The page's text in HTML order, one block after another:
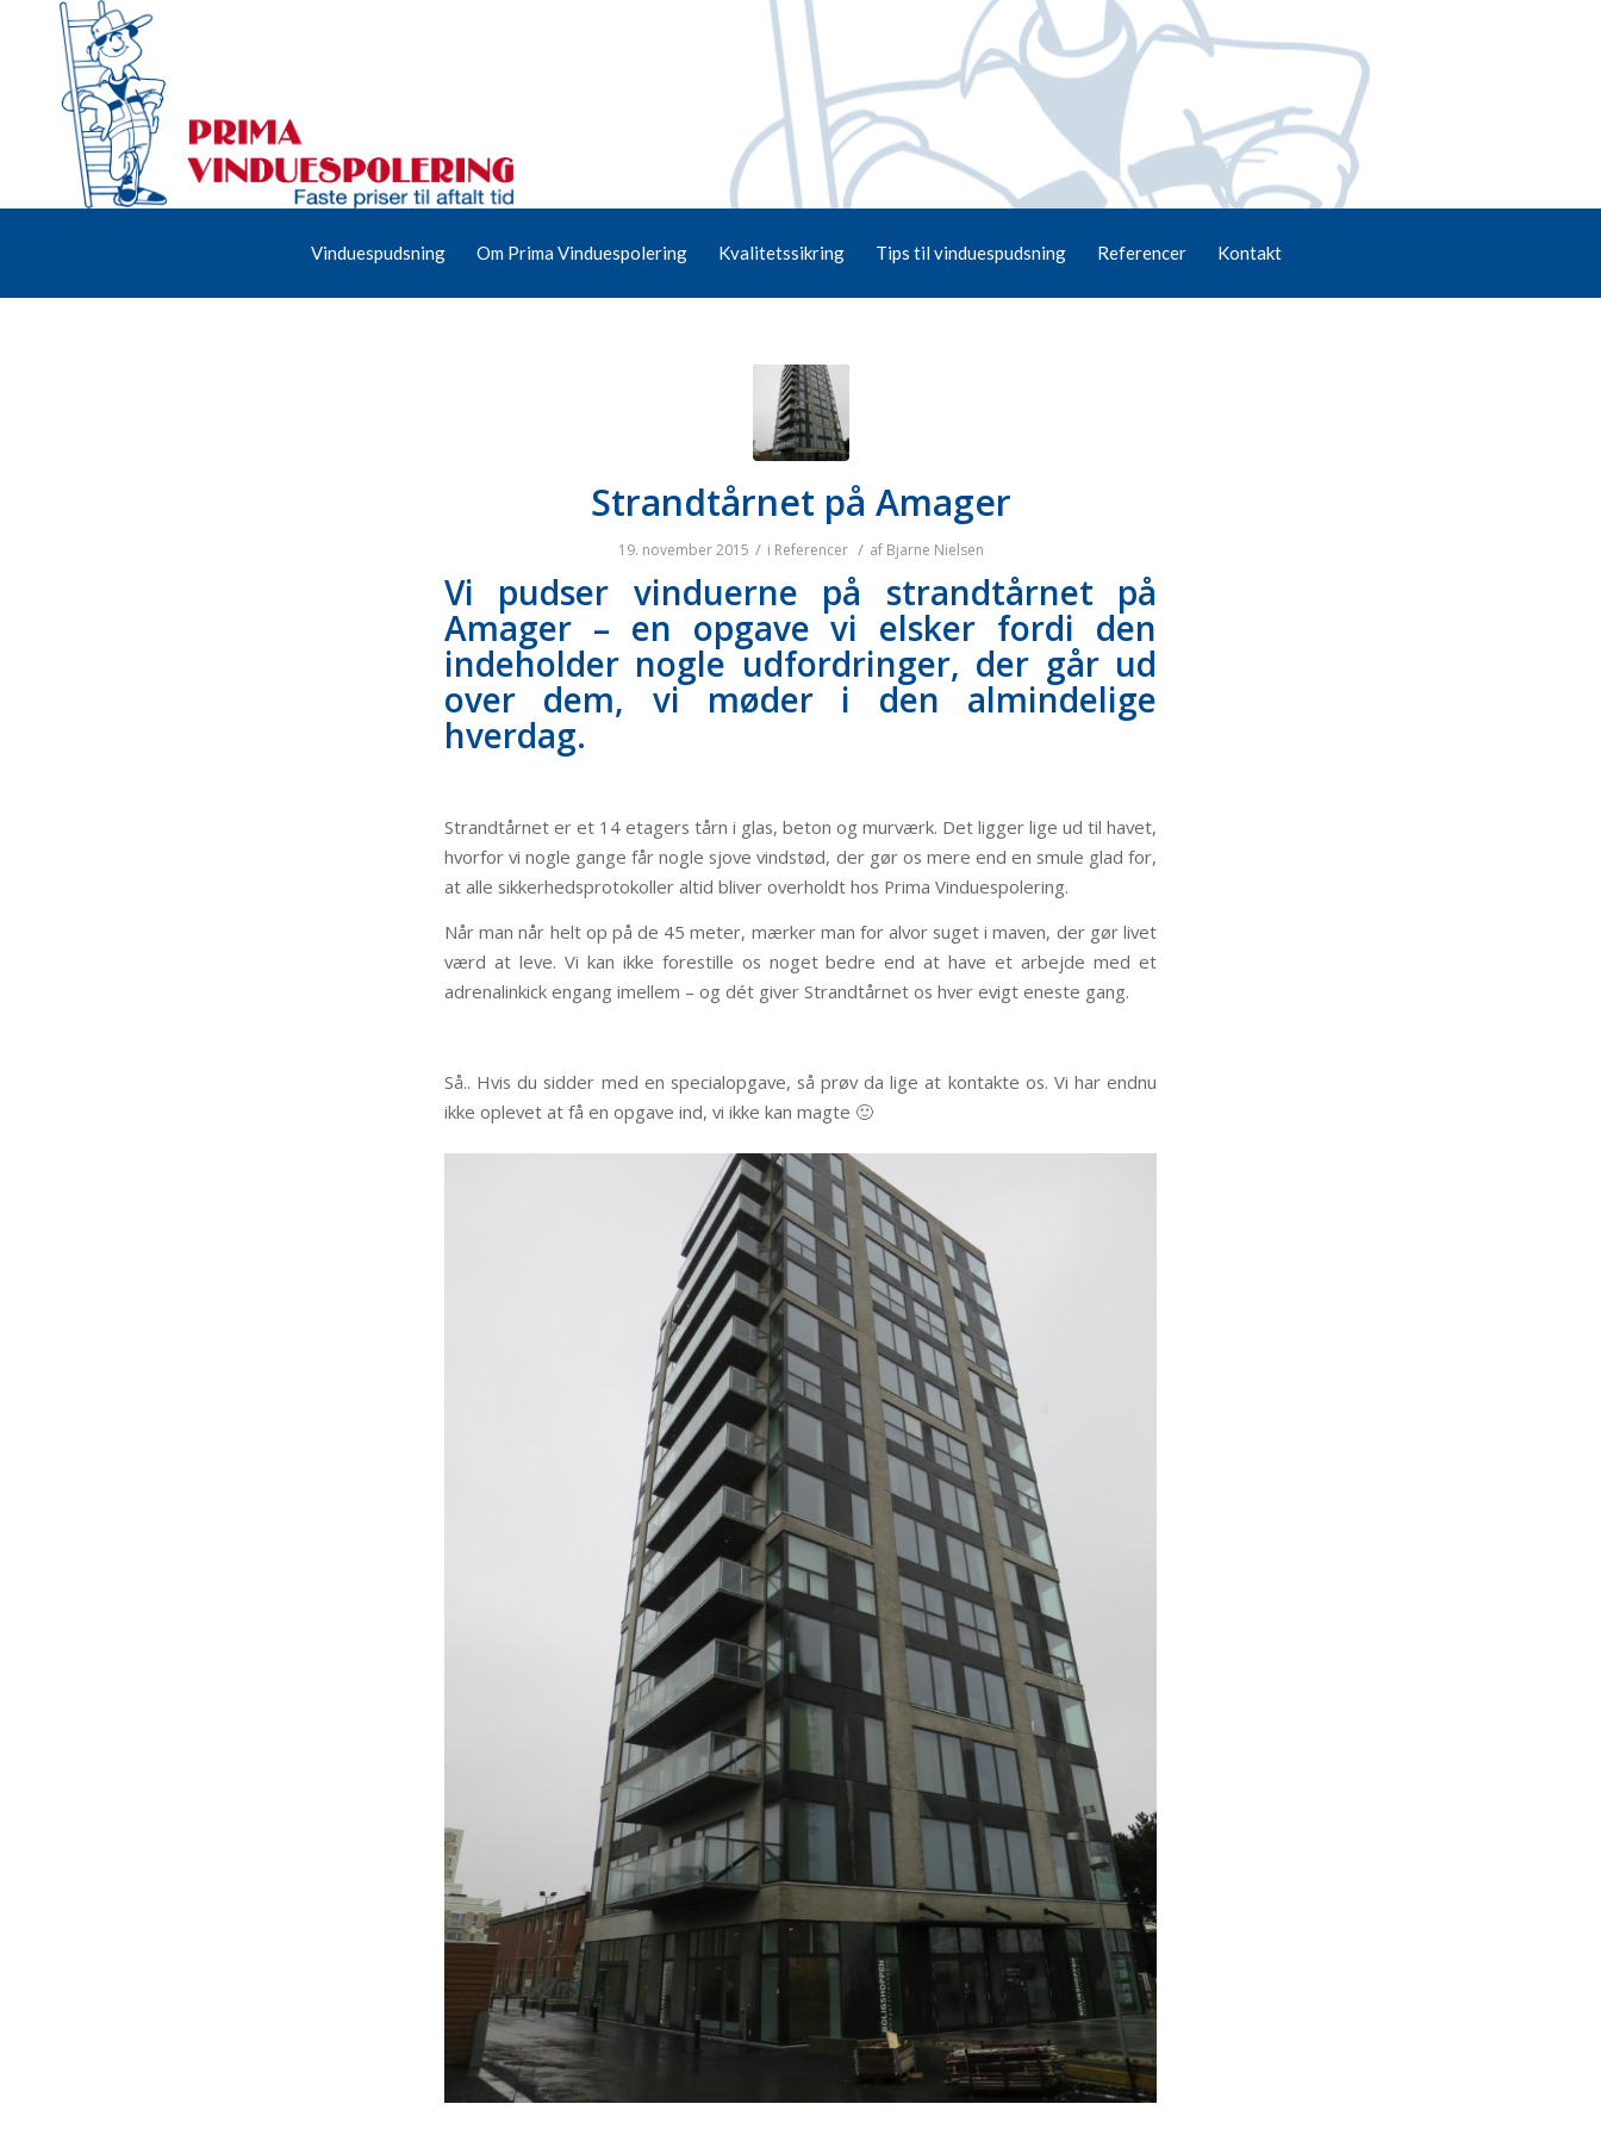
Vinduespudsning Om Prima Vinduespolering Kvalitetssikring Tips til vinduespudsning Referencer Kontakt
Strandtårnet på Amager
19. november 2015 / i Referencer / af Bjarne Nielsen
Vi pudser vinduerne på strandtårnet på
Amager – en opgave vi elsker fordi den
indeholder nogle udfordringer, der går ud
over dem, vi møder i den almindelige
hverdag.
Strandtårnet er et 14 etagers tårn i glas, beton og murværk. Det ligger lige ud til havet,
hvorfor vi nogle gange får nogle sjove vindstød, der gør os mere end en smule glad for,
at alle sikkerhedsprotokoller altid bliver overholdt hos Prima Vinduespolering.
Når man når helt op på de 45 meter, mærker man for alvor suget i maven, der gør livet
værd at leve. Vi kan ikke forestille os noget bedre end at have et arbejde med et
adrenalinkick engang imellem – og dét giver Strandtårnet os hver evigt eneste gang.
Så.. Hvis du sidder med en specialopgave, så prøv da lige at kontakte os. Vi har endnu
ikke oplevet at få en opgave ind, vi ikke kan magte 🙂